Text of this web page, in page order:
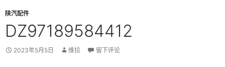
陕汽配件
DZ97189584412
2023年5月5日 维拉 留下评论